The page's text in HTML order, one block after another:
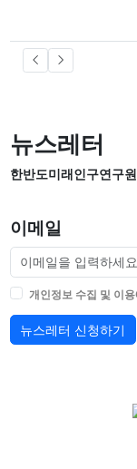
뉴스레터
한반도미래인구연구
이메일
개인정보 수집 및 이
뉴스레터 신청하기